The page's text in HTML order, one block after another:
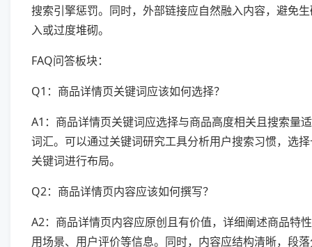
搜索引擎惩罚。同时，外部链接应自然融入内容，避免
入或过度堆砌。
FAQ问答板块：
Q1：商品详情页关键词应该如何选择？
A1：商品详情页关键词应选择与商品高度相关且搜索量
词汇。可以通过关键词研究工具分析用户搜索习惯，选
关键词进行布局。
Q2：商品详情页内容应该如何撰写？
A2：商品详情页内容应原创且有价值，详细阐述商品特
用场景、用户评价等信息。同时，内容应结构清晰，段